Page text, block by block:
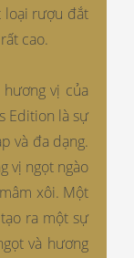
loại rượu đắt
cao.
vị của
Edition là sự
và đa dạng.
vị ngọt ngào
xôi. Một
ra một sự
và hương